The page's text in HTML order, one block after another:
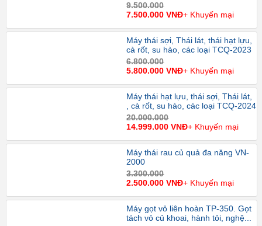
9.500.000
7.500.000 VNĐ+ Khuyến mại
Máy thái sợi, Thái lát, thái hạt lựu,
cà rốt, su hào, các loại TCQ-2023
6.800.000
5.800.000 VNĐ+ Khuyến mại
Máy thái hạt lựu, thái sợi, Thái lát,
, cà rốt, su hào, các loại TCQ-2024
20.000.000
14.999.000 VNĐ+ Khuyến mại
Máy thái rau củ quả đa năng VN-
2000
3.300.000
2.500.000 VNĐ+ Khuyến mại
Máy gọt vỏ liên hoàn TP-350. Gọt
tách vỏ củ khoai, hành tỏi, nghệ...